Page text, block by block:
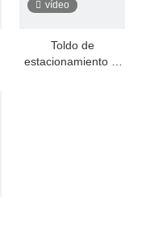
vídeo
Toldo de
estacionamiento al